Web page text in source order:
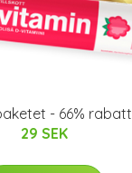
- 66% rabatt
29 SEK